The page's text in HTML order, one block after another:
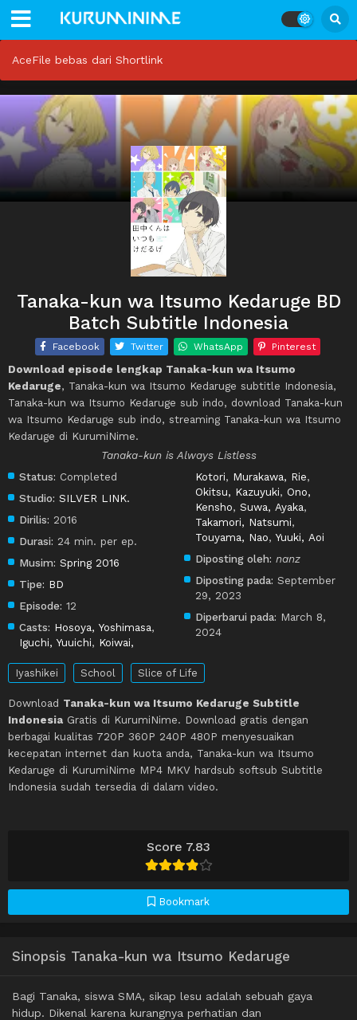
AceFile bebas dari Shortlink
Score 7.83
Bookmark
Tanaka-kun wa Itsumo Kedaruge BD
Batch Subtitle Indonesia
Facebook Twitter WhatsApp Pinterest
Download episode lengkap Tanaka-kun wa Itsumo
Kedaruge, Tanaka-kun wa Itsumo Kedaruge subtitle Indonesia,
Tanaka-kun wa Itsumo Kedaruge sub indo, download Tanaka-kun
wa Itsumo Kedaruge sub indo, streaming Tanaka-kun wa Itsumo
Kedaruge di KurumiNime.
Tanaka-kun is Always Listless
Status: Completed
Studio: SILVER LINK.
Dirilis: 2016
Durasi: 24 min. per ep.
Musim: Spring 2016
Tipe: BD
Episode: 12
Casts: Hosoya, Yoshimasa,
Iguchi, Yuuichi, Koiwai,
Kotori, Murakawa, Rie,
Okitsu, Kazuyuki, Ono,
Kensho,Suwa, Ayaka,
Takamori, Natsumi,
Touyama, Nao,Yuuki, Aoi
Diposting oleh: nanz
Diposting pada: September
29, 2023
Diperbarui pada: March 8,
2024
Iyashikei School Slice of Life
Download Tanaka-kun wa Itsumo Kedaruge Subtitle
Indonesia Gratis di KurumiNime. Download gratis dengan
berbagai kualitas 720P 360P 240P 480P menyesuaikan
kecepatan internet dan kuota anda, Tanaka-kun wa Itsumo
Kedaruge di KurumiNime MP4 MKV hardsub softsub Subtitle
Indonesia sudah tersedia di dalam video.
Sinopsis Tanaka-kun wa Itsumo Kedaruge
Bagi Tanaka, siswa SMA, sikap lesu adalah sebuah gaya
hidup. Dikenal karena kurangnya perhatian dan